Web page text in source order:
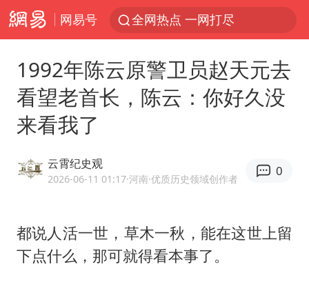
网易号 全网热点 一网打尽
1992年陈云原警卫员赵天元去
看望老首长，陈云：你好久没
来看我了
云霄纪史观
2026-06-11 01:17·河南·优质历史领域创作者
0
都说人活一世，草木一秋，能在这世上留
下点什么，那可就得看本事了。